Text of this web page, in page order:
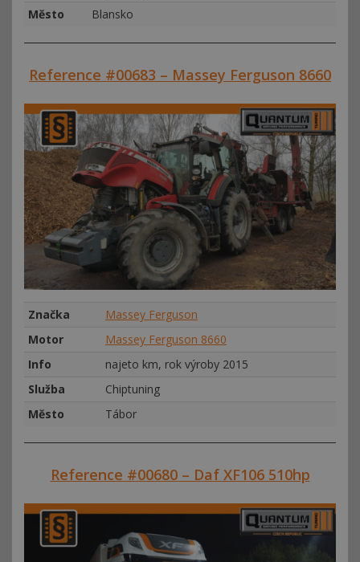
Město
Blansko
Reference #00683 – Massey Ferguson 8660
Značka
Massey Ferguson
Motor
Massey Ferguson 8660
Info
najeto km, rok výroby 2015
Služba
Chiptuning
Město
Tábor
Reference #00680 – Daf XF106 510hp